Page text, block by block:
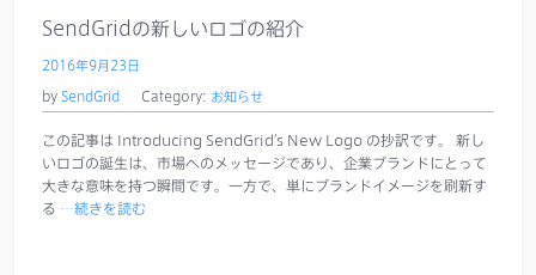
SendGridの新しいロゴの紹介
2016年9月23日
by SendGrid Category: お知らせ
この記事は Introducing SendGrid’s New Logo の抄訳です。 新し
いロゴの誕生は、市場へのメッセージであり、企業ブランドにとって
大きな意味を持つ瞬間です。一方で、単にブランドイメージを刷新す
る …続きを読む